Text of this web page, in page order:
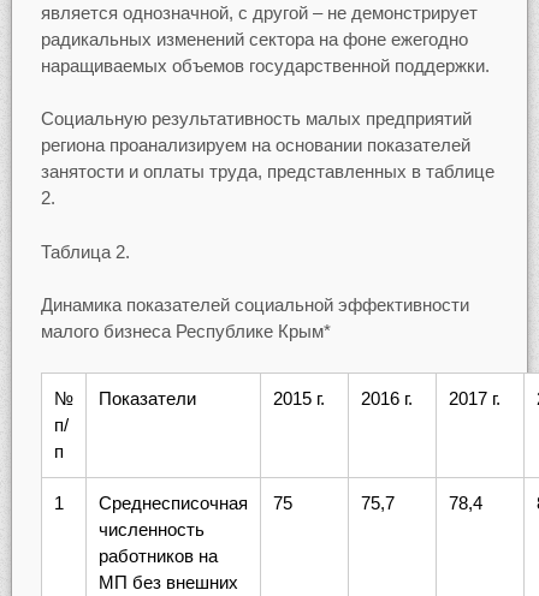
является однозначной, с другой – не демонстрирует
радикальных изменений сектора на фоне ежегодно
наращиваемых объемов государственной поддержки.
Социальную результативность малых предприятий
региона проанализируем на основании показателей
занятости и оплаты труда, представленных в таблице
2.
Таблица 2.
Динамика показателей социальной эффективности
малого бизнеса Республике Крым*
№
п/
п
Показатели 2015 г. 2016 г. 2017 г.
1
Среднесписочная
численность
работников на
МП без внешних
75 75,7 78,4